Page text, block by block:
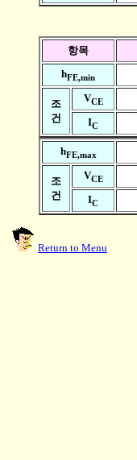
항목
hFE,min
조
건
VCE
IC
hFE,max
조
건
VCE
IC
Return to Menu